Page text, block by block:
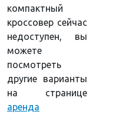
компактный
кроссовер сейчас
недоступен, вы
можете
посмотреть
другие варианты
на странице
аренда